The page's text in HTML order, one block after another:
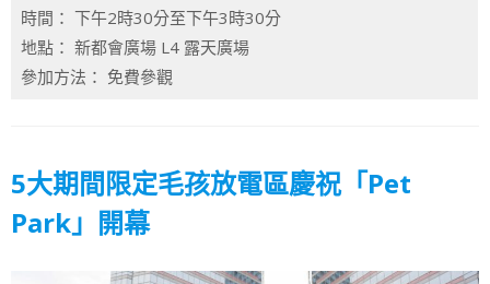
時間： 下午2時30分至下午3時30分
地點： 新都會廣場 L4 露天廣場
參加方法： 免費參觀
5大期間限定毛孩放電區慶祝「Pet
Park」開幕